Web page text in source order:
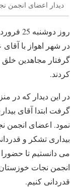
دیدار اعضای انجمن
در شهر اهواز با
کردند.
در این دیدار که
گرفت ابتدا آقای
نمود. اعضای انجمن
بیداری تشکر و
می دانستیم تا
انجمن نجات خوزستان
قدردانی کنیم.